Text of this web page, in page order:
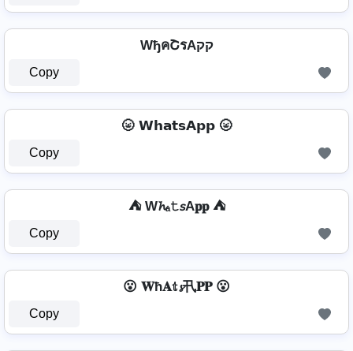
WђคՇรAקק
Copy
🌝 𝗪𝗵𝗮𝘁𝘀𝗔𝗽𝗽 🌝
Copy
⛺ W𝓱ₐ𝚝𝘴A𝐩𝐩 ⛺
Copy
😮 𝐖ħ𝐀𝕥𝓼卂𝐏𝐏 😮
Copy